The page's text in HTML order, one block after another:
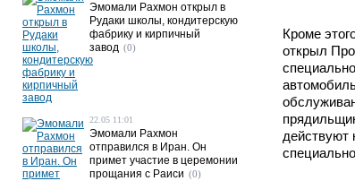
Кроме
открыл
действуют
Эмомали Рахмон открыл в
Рудаки школы, кондитерскую
фабрику и кирпичный
завод (0)
22.05 11:01
Эмомали Рахмон
отправился в Иран. Он
примет участие в церемонии
прощания с Раиси (0)